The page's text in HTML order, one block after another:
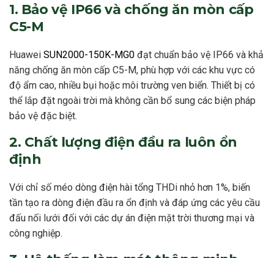
1. Bảo vệ IP66 và chống ăn mòn cấp
C5-M
Huawei SUN2000-150K-MG0 đạt chuẩn bảo vệ IP66 và khả
năng chống ăn mòn cấp C5-M, phù hợp với các khu vực có
độ ẩm cao, nhiều bụi hoặc môi trường ven biển. Thiết bị có
thể lắp đặt ngoài trời mà không cần bổ sung các biện pháp
bảo vệ đặc biệt.
2. Chất lượng điện đầu ra luôn ổn
định
Với chỉ số méo dòng điện hài tổng THDi nhỏ hơn 1%, biến
tần tạo ra dòng điện đầu ra ổn định và đáp ứng các yêu cầu
đấu nối lưới đối với các dự án điện mặt trời thương mại và
công nghiệp.